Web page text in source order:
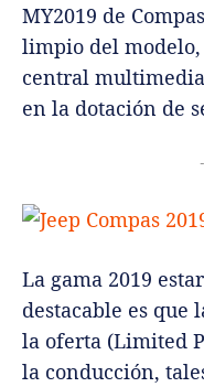
MY2019 de
limpio del
central
en la dotación de
La gama 2019
destacable es que
la oferta (Limited
la conducción,